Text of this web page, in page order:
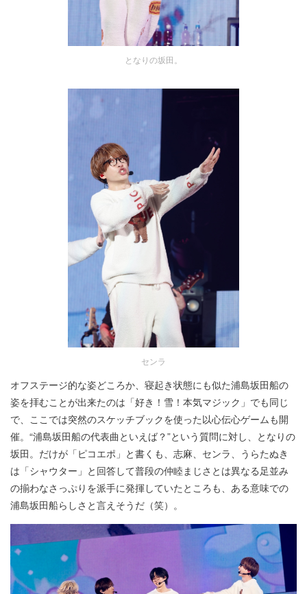
となりの坂田。
センラ
オフステージ的な姿どころか、寝起き状態にも似た浦島坂田船の
姿を拝むことが出来たのは「好き！雪！本気マジック」でも同じ
で、ここでは突然のスケッチブックを使った以心伝心ゲームも開
催。“浦島坂田船の代表曲といえば？”という質問に対し、となりの
坂田。だけが「ピコエポ」と書くも、志麻、センラ、うらたぬき
は「シャウター」と回答して普段の仲睦まじさとは異なる足並み
の揃わなさっぷりを派手に発揮していたところも、ある意味での
浦島坂田船らしさと言えそうだ（笑）。